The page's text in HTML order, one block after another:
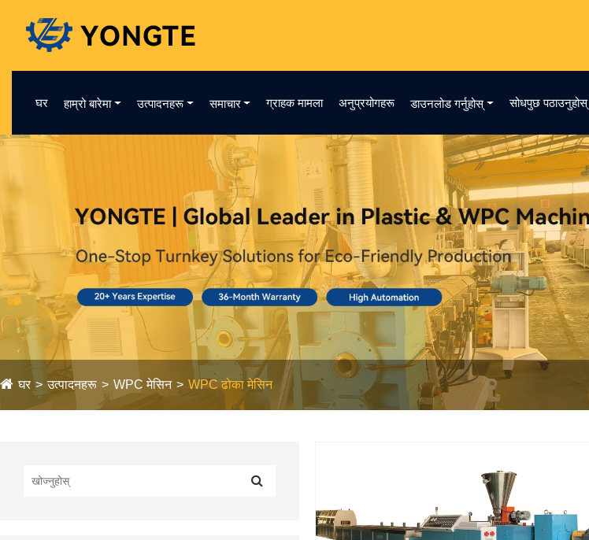
घर हाम्रो बारेमा उत्पादनहरू समाचार ग्राहक मामला अनुप्रयोगहरू डाउनलोड गर्नुहोस् सोधपुछ पठाउनुहोस्
घर उत्पादनहरू WPC मेसिन WPC ढोका मेसिन